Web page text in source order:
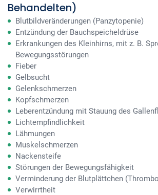
Behandelten)
Blutbildveränderungen (Panzytopenie)
Entzündung der Bauchspeicheldrüse
Erkrankungen des Kleinhirns, mit z. B.
Bewegungsstörungen
Fieber
Gelbsucht
Gelenkschmerzen
Kopfschmerzen
Leberentzündung mit Stauung des
Lichtempfindlichkeit
Lähmungen
Muskelschmerzen
Nackensteife
Störungen der Bewegungsfähigkeit
Verminderung der Blutplättchen
Verwirrtheit